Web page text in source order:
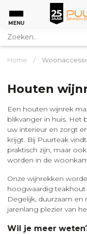
MENU
Home /
Houten
Een houten wijnrek
blikvanger in huis. Het
uw interieur en zorgt
krijgt. Bij Puurteak
praktisch zijn, maar
worden in de
Onze wijnrekken
hoogwaardig teakhout
Degelijk, duurzaam
jarenlang plezier van
Wil je meer